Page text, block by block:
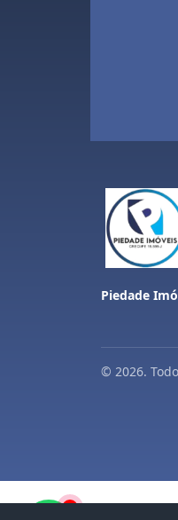
Piedade
© 2026.